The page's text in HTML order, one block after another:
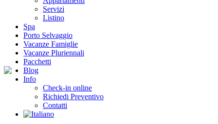
Servizi
Listino
Spa
Porto Selvaggio
Vacanze Famiglie
Vacanze Pluriennali
Pacchetti
Blog
Info
Check-in online
Richiedi Preventivo
Contatti